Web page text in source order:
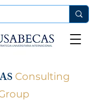
Consulting